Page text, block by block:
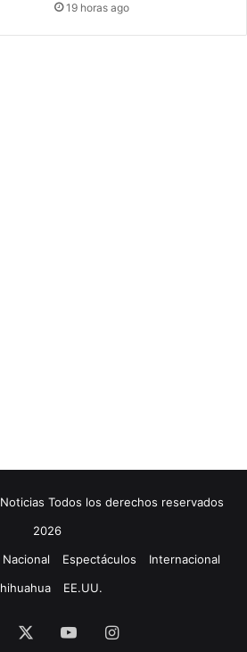
19 horas ago
Todos los derechos reservados
2026
Nacional Espectáculos
Internacional
EE.UU.
YouTubeInstagram